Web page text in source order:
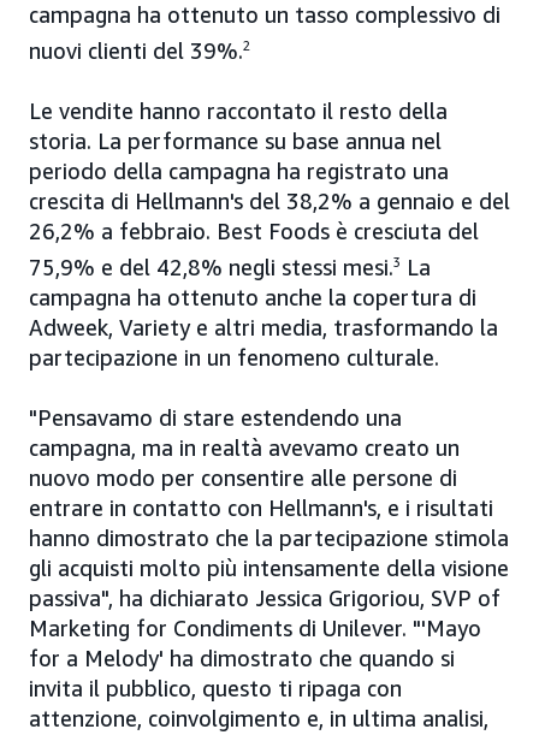
campagna ha ottenuto un tasso complessivo di
nuovi clienti del 39%.2
Le vendite hanno raccontato il resto della
storia. La performance su base annua nel
periodo della campagna ha registrato una
crescita di Hellmann's del 38,2% a gennaio e del
26,2% a febbraio. Best Foods è cresciuta del
75,9% e del 42,8% negli stessi mesi.3
La
campagna ha ottenuto anche la copertura di
Adweek, Variety e altri media, trasformando la
partecipazione in un fenomeno culturale.
"Pensavamo di stare estendendo una
campagna, ma in realtà avevamo creato un
nuovo modo per consentire alle persone di
entrare in contatto con Hellmann's, e i risultati
hanno dimostrato che la partecipazione stimola
gli acquisti molto più intensamente della visione
passiva", ha dichiarato Jessica Grigoriou, SVP of
Marketing for Condiments di Unilever. "'Mayo
for a Melody' ha dimostrato che quando si
invita il pubblico, questo ti ripaga con
attenzione, coinvolgimento e, in ultima analisi,